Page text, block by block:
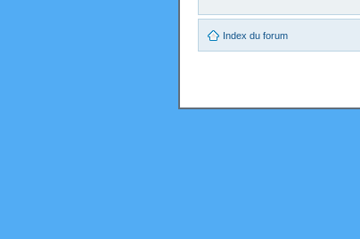
Index du forum